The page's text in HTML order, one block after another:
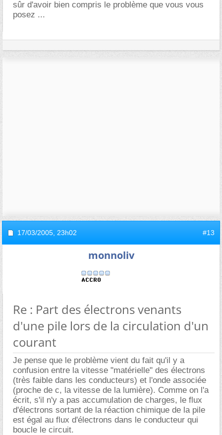
sûr d'avoir bien compris le problème que vous vous
posez ...
17/03/2005, 23h02 #13
monnoliv
Re : Part des électrons venants
d'une pile lors de la circulation d'un
courant
Je pense que le problème vient du fait qu'il y a
confusion entre la vitesse "matérielle" des électrons
(très faible dans les conducteurs) et l'onde associée
(proche de c, la vitesse de la lumière). Comme on l'a
écrit, s'il n'y a pas accumulation de charges, le flux
d'électrons sortant de la réaction chimique de la pile
est égal au flux d'électrons dans le conducteur qui
boucle le circuit.